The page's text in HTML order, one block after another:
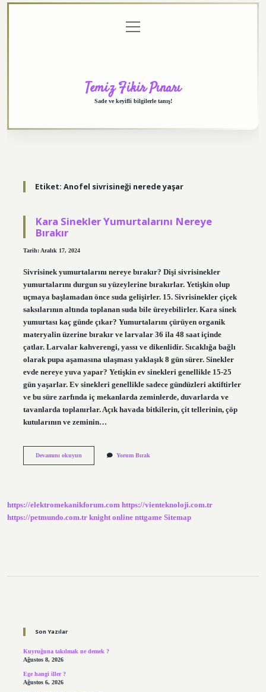
menüyü
aç
Temiz Fikir Pınarı
Sade ve keyifli bilgilerle tanış!
Etiket: Anofel sivrisineği nerede yaşar
Kara Sinekler Yumurtalarını Nereye
Bırakır
Tarih: Aralık 17, 2024
Sivrisinek yumurtalarını nereye bırakır? Dişi sivrisinekler
yumurtalarını durgun su yüzeylerine bırakırlar. Yetişkin olup
uçmaya başlamadan önce suda gelişirler. 15. Sivrisinekler çiçek
saksılarının altında toplanan suda bile üreyebilirler. Kara sinek
yumurtası kaç günde çıkar? Yumurtalarını çürüyen organik
materyalin üzerine bırakır ve larvalar 36 ila 48 saat içinde
çatlar. Larvalar kahverengi, yassı ve dikenlidir. Sıcaklığa bağlı
olarak pupa aşamasına ulaşması yaklaşık 8 gün sürer. Sinekler
evde nereye yuva yapar? Yetişkin ev sinekleri genellikle 15-25
gün yaşarlar. Ev sinekleri genellikle sadece gündüzleri aktiftirler
ve bu süre zarfında iç mekanlarda zeminlerde, duvarlarda ve
tavanlarda toplanırlar. Açık havada bitkilerin, çit tellerinin, çöp
kutularının ve zeminin…
Devamını okuyunKara
Yorum Bırak
https://elektromekanikforum.com https://vienteknoloji.com.tr
https://petmundo.com.tr knight online nttgame Sitemap
Son Yazılar
Kuyruğuna takılmak ne demek ?
Ağustos 8, 2026
Ege hangi iller ?
Ağustos 6, 2026